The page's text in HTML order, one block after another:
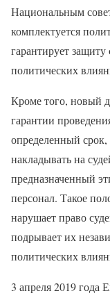
Национальным
комплектуется
гарантирует
политических
Кроме того, новый
гарантии
определенный
накладывать на
предназначенный
персонал. Такое
нарушает право
подрывает их
политических
3 апреля 2019 года